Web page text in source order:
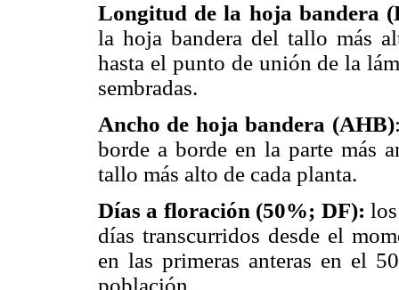
Longitud de la hoja bandera
la hoja bandera del tallo más
hasta el punto de unión de la
sembradas.
Ancho de hoja bandera (AHB)
borde a borde en la parte más
tallo más alto de cada planta.
Días a floración (50%; DF):
días transcurridos desde el
en las primeras anteras en el